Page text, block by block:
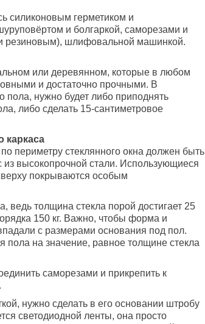
силиконовым герметиком и
и болгаркой, саморезами и
резиновым), шлифовальной машинкой.
или деревянном, которые в любом
и достаточно прочными. В
пола, нужно будет либо приподнять
либо сделать 15-сантиметровое
каркаса
периметру стеклянного окна должен быть
из высокопрочной стали. Использующиеся
покрываются особым
ведь толщина стекла порой достигает 25
150 кг. Важно, чтобы форма и
с размерами основания под пол.
пола на значение, равное толщине стекла
саморезами и прикрепить к
нужно сделать в его основании штробу
светодиодной ленты, она просто